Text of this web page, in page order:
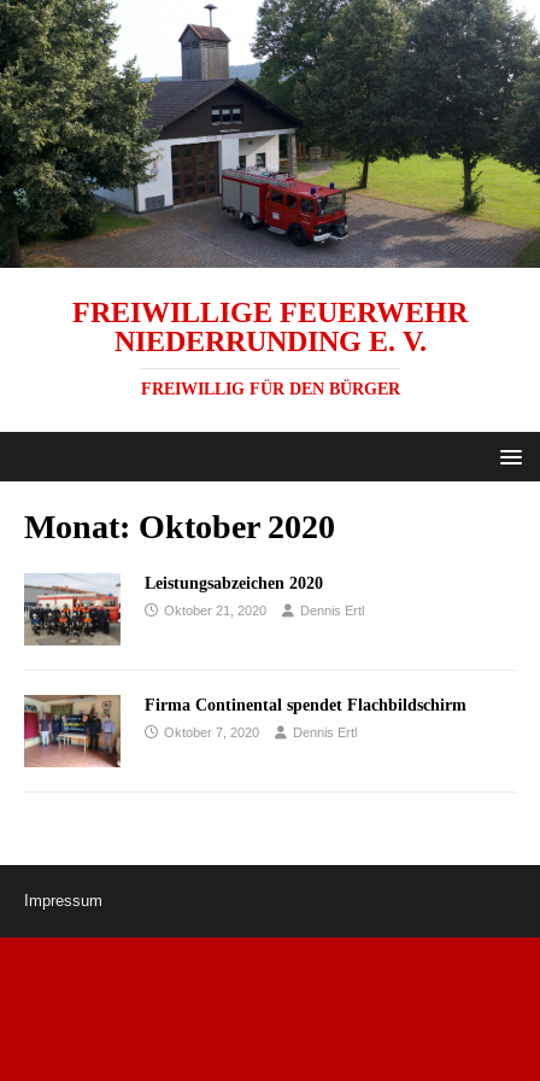
FREIWILLIGE FEUERWEHR
NIEDERRUNDING E. V.
FREIWILLIG FÜR DEN BÜRGER
Monat: Oktober 2020
Leistungsabzeichen 2020
Oktober 21, 2020 Dennis Ertl
Firma Continental spendet Flachbildschirm
Oktober 7, 2020 Dennis Ertl
Impressum